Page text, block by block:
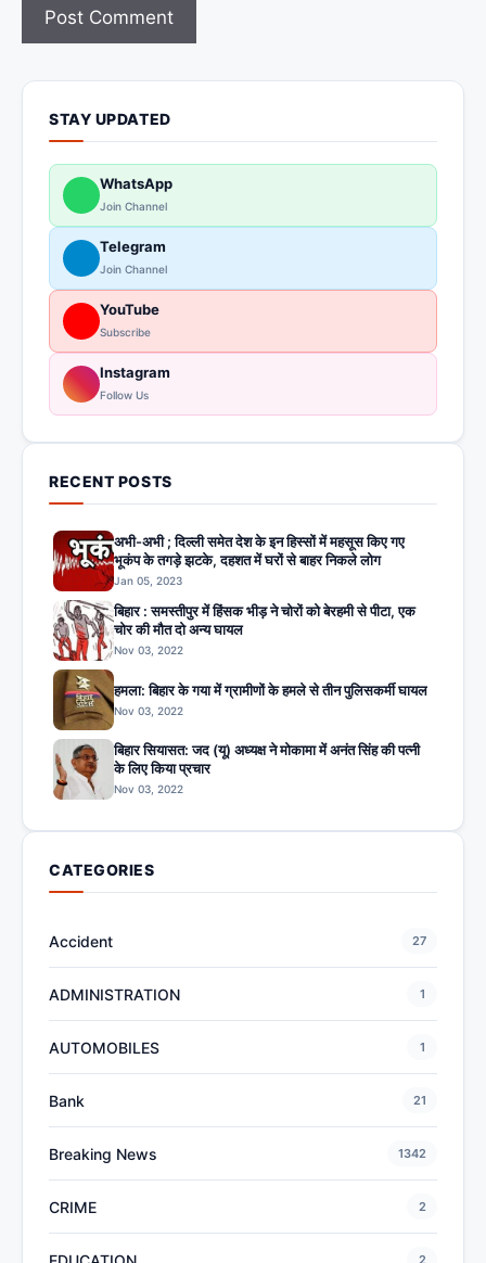
STAY UPDATED
WhatsApp
Join Channel
Telegram
Join Channel
YouTube
Subscribe
Instagram
Follow Us
RECENT POSTS
अभी-अभी ; दिल्ली समेत देश के इन हिस्सों में महसूस किए गए
भूकंप के तगड़े झटके, दहशत में घरों से बाहर निकले लोग
Jan 05, 2023
बिहार : समस्तीपुर में हिंसक भीड़ ने चोरों को बेरहमी से पीटा, एक
चोर की मौत दो अन्य घायल
Nov 03, 2022
हमला: बिहार के गया में ग्रामीणों के हमले से तीन पुलिसकर्मी घायल
Nov 03, 2022
बिहार सियासत: जद (यू) अध्यक्ष ने मोकामा में अनंत सिंह की पत्नी
के लिए किया प्रचार
Nov 03, 2022
CATEGORIES
Accident 27
ADMINISTRATION 1
AUTOMOBILES 1
Bank 21
Breaking News 1342
CRIME 2